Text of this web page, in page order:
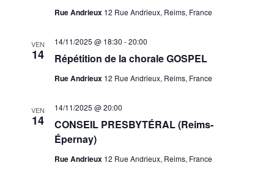
Rue Andrieux 12 Rue Andrieux, Reims, France
VEN
14 Répétition de la chorale GOSPEL
14/11/2025 @ 18:30 -20:00
Rue Andrieux 12 Rue Andrieux, Reims, France
VEN
14
CONSEIL PRESBYTÉRAL (Reims-
Épernay)
14/11/2025 @ 20:00
Rue Andrieux 12 Rue Andrieux, Reims, France